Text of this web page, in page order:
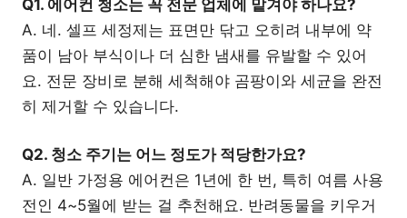
Q1. 에어컨 청소는 꼭 전문 업체에 맡겨야 하나요?
A. 네. 셀프 세정제는 표면만 닦고 오히려 내부에 약
품이 남아 부식이나 더 심한 냄새를 유발할 수 있어
요. 전문 장비로 분해 세척해야 곰팡이와 세균을 완전
히 제거할 수 있습니다.
Q2. 청소 주기는 어느 정도가 적당한가요?
A. 일반 가정용 에어컨은 1년에 한 번, 특히 여름 사용
전인 4~5월에 받는 걸 추천해요. 반려동물을 키우거